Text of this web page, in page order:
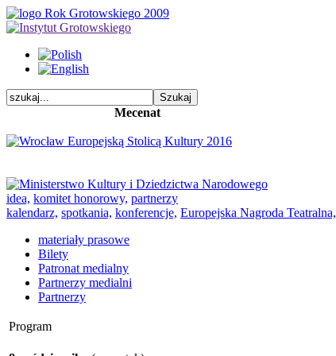
Mecenat
idea, komitet honorowy, partnerzy
kalendarz, spotkania, konferencje, Europejska Nagroda Teatralna,
materiały prasowe
Bilety
Patronat medialny
Partnerzy medialni
Partnerzy
Program